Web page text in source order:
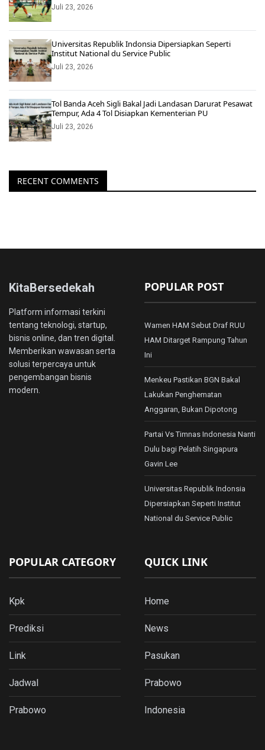
Juli 23, 2026
Universitas Republik Indonsia Dipersiapkan Seperti
Institut National du Service Public
Juli 23, 2026
Tol Banda Aceh Sigli Bakal Jadi Landasan Darurat Pesawat
Tempur, Ada 4 Tol Disiapkan Kementerian PU
Juli 23, 2026
RECENT COMMENTS
KitaBersedekah
Platform informasi terkini
tentang teknologi, startup,
bisnis online, dan tren digital.
Memberikan wawasan serta
solusi terpercaya untuk
pengembangan bisnis
modern.
POPULAR POST
Wamen HAM Sebut Draf RUU
HAM Ditarget Rampung Tahun
Ini
Menkeu Pastikan BGN Bakal
Lakukan Penghematan
Anggaran, Bukan Dipotong
Partai Vs Timnas Indonesia Nanti
Dulu bagi Pelatih Singapura
Gavin Lee
Universitas Republik Indonsia
Dipersiapkan Seperti Institut
National du Service Public
POPULAR CATEGORY
Kpk
Prediksi
Link
Jadwal
Prabowo
QUICK LINK
Home
News
Pasukan
Prabowo
Indonesia